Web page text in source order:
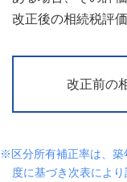
改正後の相続税評
改正前の
※ 区分所有補正率は、
度に基づき次表により